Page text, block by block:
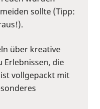
sollte (Tipp:
über kreative
Erlebnissen, die
vollgepackt mit